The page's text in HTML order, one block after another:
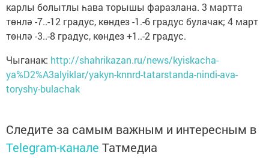
карлы болытлы һава торышы фаразлана. 3 мартта
төнлә -7..-12 градус, көндез -1.-6 градус булачак; 4 март
төнлә -3..-8 градус, көндез +1..-2 градус.
Чыганак: http://shahrikazan.ru/news/kyiskacha-
ya%D2%A3alyiklar/yakyn-knnrd-tatarstanda-nindi-ava-
toryshy-bulachak
Следите за самым важным и интересным в
Telegram-канале Татмедиа